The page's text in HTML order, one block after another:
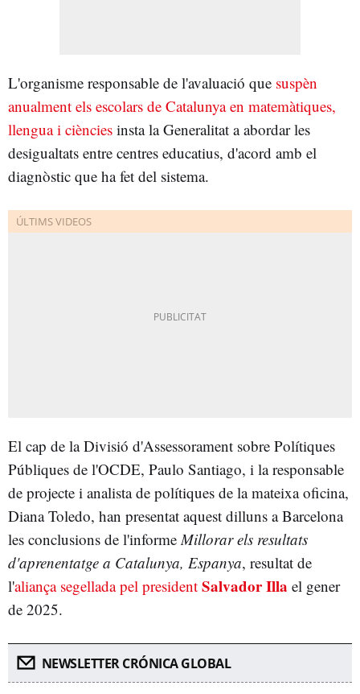
L'organisme responsable de l'avaluació que suspèn
anualment els escolars de Catalunya en matemàtiques,
llengua i ciències insta la Generalitat a abordar les
desigualtats entre centres educatius, d'acord amb el
diagnòstic que ha fet del sistema.
El cap de la Divisió d'Assessorament sobre Polítiques
Públiques de l'OCDE, Paulo Santiago, i la responsable
de projecte i analista de polítiques de la mateixa oficina,
Diana Toledo, han presentat aquest dilluns a Barcelona
les conclusions de l'informe Millorar els resultats
d'aprenentatge a Catalunya, Espanya, resultat de
l'aliança segellada pel president Salvador Illa el gener
de 2025.
NEWSLETTER CRÓNICA GLOBAL